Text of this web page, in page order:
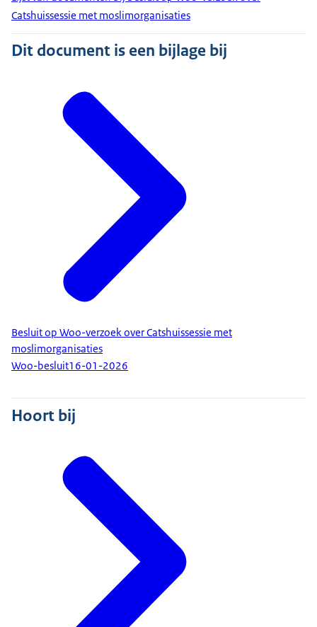
Catshuissessie met moslimorganisaties
Dit document is een bijlage bij
Besluit op Woo-verzoek over Catshuissessie met
moslimorganisaties
Woo-besluit16-01-2026
Hoort bij